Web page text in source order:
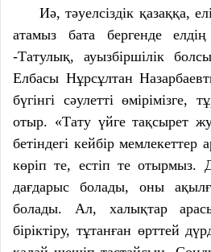
Иә, тәуелсіздік қазаққа,
атамыз бата бергенде
-Татулық, ауызбіршілік
Елбасы Нұрсұлтан
бүгінгі сәулетті өмірімізге,
отыр. «Тату үйге тақсырет
бетіндегі кейбір мемлекеттер
көріп те, естіп те отырмыз.
дағдарыс болады, оны
болады. Ал, халықтар
біріктіру, тұтанған өрттей